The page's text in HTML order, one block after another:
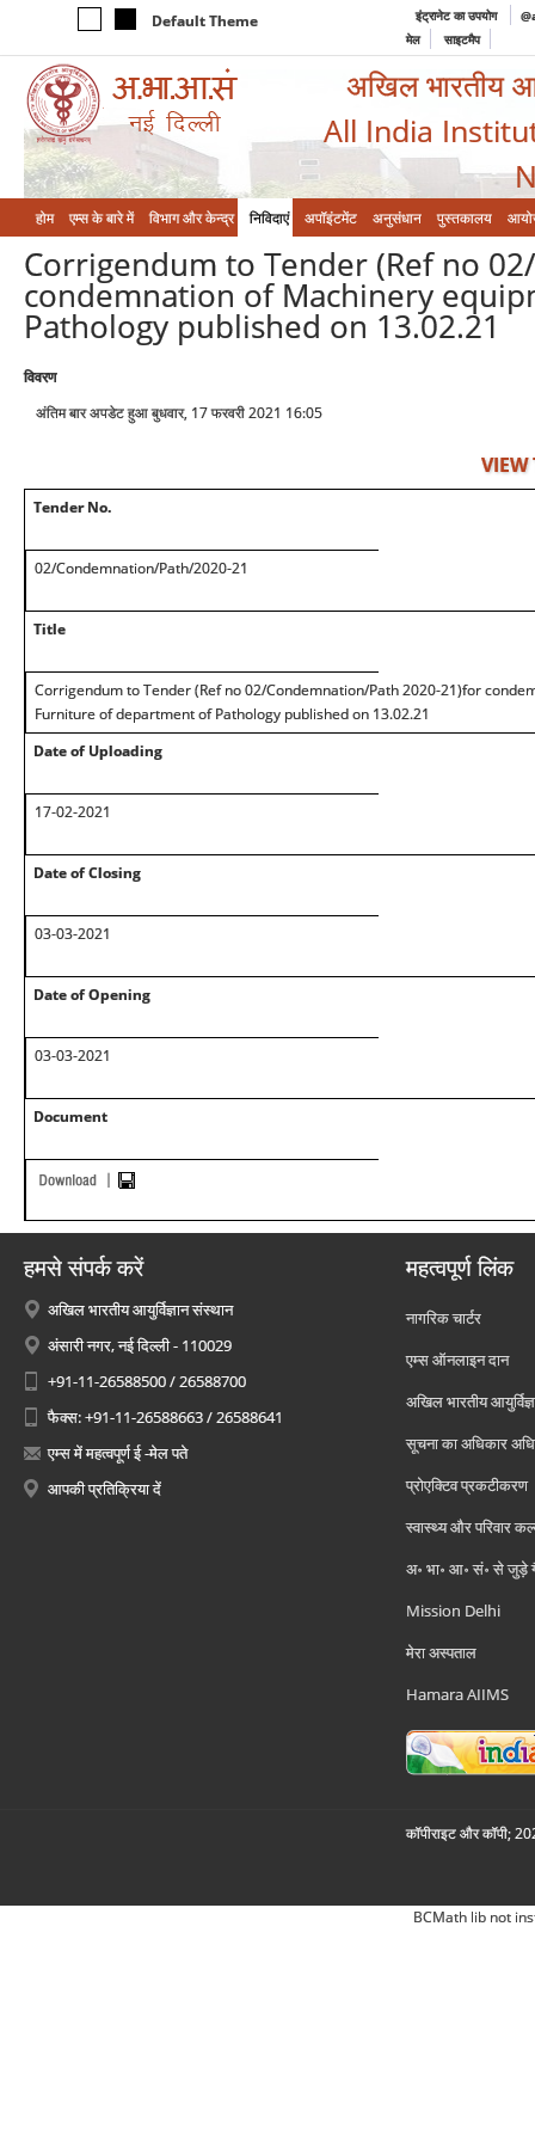
Default Theme इंट्रानेट का उपयोग
मेल
साइटमैप
अखिल भारतीय
All India
होम एम्‍स के बारे में विभाग और केन्‍द्र निविदाएं अपॉइंटमेंट अनुसंधान पुस्तकालय
Corrigendum to Tender (Ref no
condemnation of Machinery
Pathology published on 13.02.21
विवरण
अंतिम बार अपडेट हुआ बुधवार, 17 फरवरी 2021 16:05
VIEW
Tender No.
02/Condemnation/Path/2020-21
Title
Corrigendum to Tender (Ref no 02/Condemnation/Path 2020-21)for
Furniture of department of Pathology published on 13.02.21
Date of Uploading
17-02-2021
Date of Closing
03-03-2021
Date of Opening
03-03-2021
Document
हमसे संपर्क करें
अखिल भारतीय आयुर्विज्ञान संस्थान
अंसारी नगर, नई दिल्ली - 110029
+91-11-26588500 / 26588700
फैक्स: +91-11-26588663 / 26588641
एम्स में महत्वपूर्ण ई -मेल पते
आपकी प्रतिक्रिया दें
महत्वपूर्ण लिंक
नागरिक चार्टर
एम्स ऑनलाइन दान
अखिल भारतीय
सूचना का अधिकार
प्रोएक्टिव प्रकटीकरण
स्वास्थ्य और परिवार
अ॰ भा॰ आ॰ सं॰ से जुड़े
Mission Delhi
मेरा अस्पताल
Hamara AIIMS
कॉपीराइट और कॉपी;
BCMath lib not